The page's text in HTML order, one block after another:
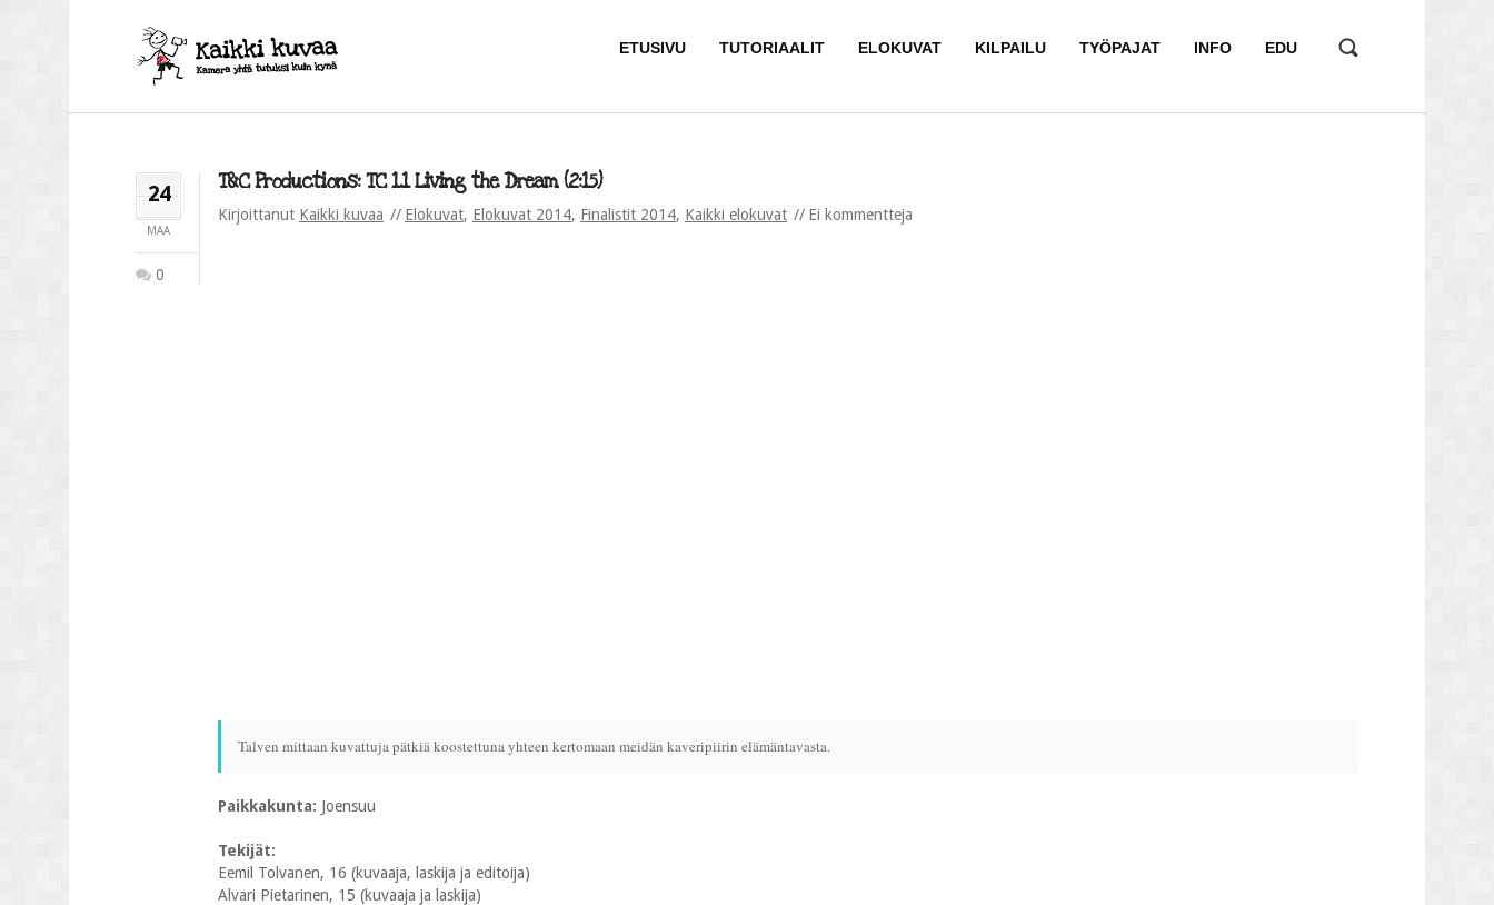
ETUSIVU TUTORIAALIT ELOKUVAT KILPAILU TYÖPAJAT INFO EDU
24
MAA
0
T&C Productions: TC 1.1 Living the Dream (2:15)
Kirjoittanut Kaikki kuvaa Elokuvat, Elokuvat 2014, Finalistit 2014, Kaikki elokuvat Ei kommentteja
Talven mittaan kuvattuja pätkiä koostettuna yhteen kertomaan meidän kaveripiirin elämäntavasta.
Paikkakunta: Joensuu
Tekijät:
Eemil Tolvanen, 16 (kuvaaja, laskija ja editoija)
Alvari Pietarinen, 15 (kuvaaja ja laskija)